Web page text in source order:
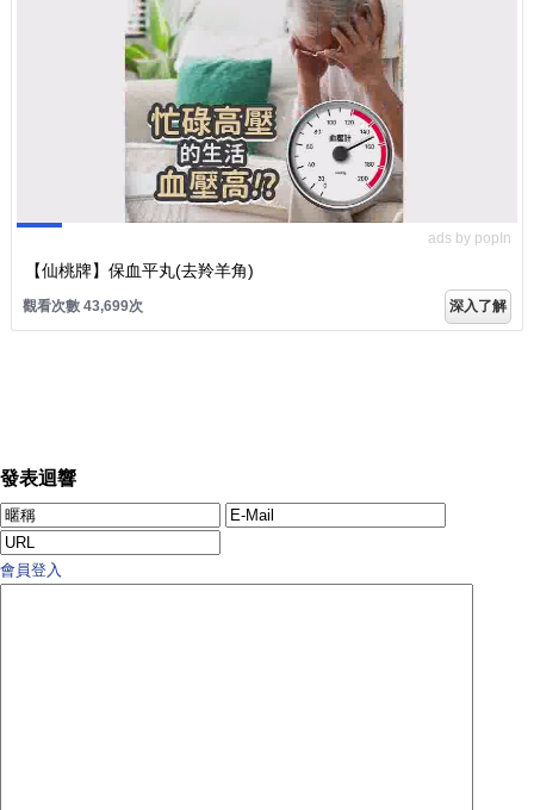
ads by popIn
【仙桃牌】保血平丸(去羚羊角)
觀看次數 43,704次 深入了解
發表迴響
會員登入